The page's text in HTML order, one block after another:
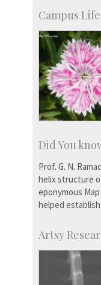
Campus Life
Did You
Prof. G. N.
helix structure
eponymous
helped
Artsy